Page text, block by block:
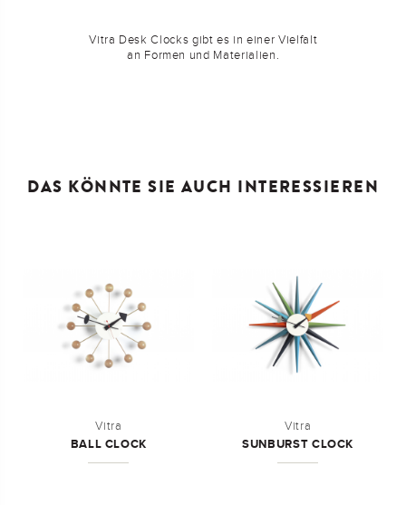
Vitra Desk Clocks gibt es in einer Vielfalt
an Formen und Materialien.
DAS KÖNNTE SIE AUCH INTERESSIEREN
Vitra
BALL CLOCK
Vitra
SUNBURST CLOCK